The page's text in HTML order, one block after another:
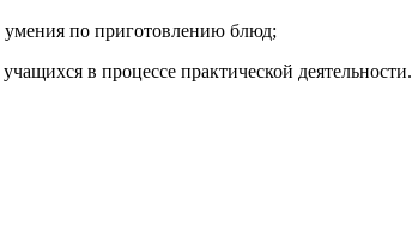
умения по приготовлению блюд;
в процессе практической деятельности.